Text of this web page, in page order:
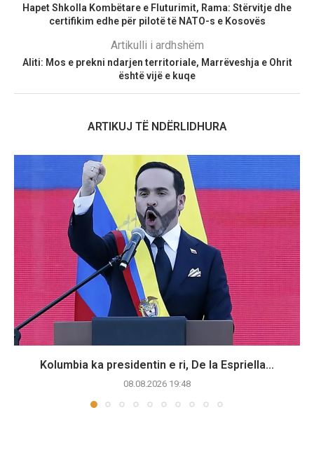
Hapet Shkolla Kombëtare e Fluturimit, Rama: Stërvitje dhe
certifikim edhe për pilotë të NATO-s e Kosovës
Artikulli i ardhshëm
Aliti: Mos e prekni ndarjen territoriale, Marrëveshja e Ohrit
është vijë e kuqe
ARTIKUJ TË NDËRLIDHURA
Kolumbia ka presidentin e ri, De la Espriella...
08.08.2026 19:48